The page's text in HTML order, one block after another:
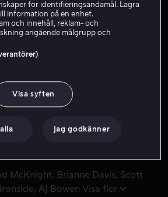
Hyr 49 kr
Köp 99 kr
Se trailer
har uppfunnit en revolutionerande
uppfunnit en revolutionerande
upptäcker detta och kommer att
McKnight Brianne Davis
Scott
AJ Bowen Visa fler
för identifieringsändamål. Lagra
information på en enhet.
och innehåll, reklam- och
angående målgrupp och
Visa syften
Jag godkänner